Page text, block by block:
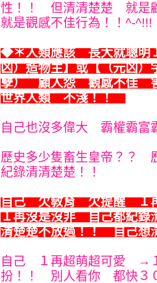
性！！ 但清清楚楚 就是
就是觀感不佳行為！！^-^!!!
◆＊人類應該 長大就聰
凶）造物主】或【（元凶）
孽） 顧人怨 觀感不佳
世界人類 不淺！！
自己也沒多偉大 霸權霸
歷史多少隻畜生皇帝？？
紀錄清清楚楚！！
自己 欠敎育 欠提醒 １
１再沒是沒非 自己都紀錄
清楚楚不放過！！ 自己想
自己 １再超萌超可愛 →
扮！！ 別人看你 都快３